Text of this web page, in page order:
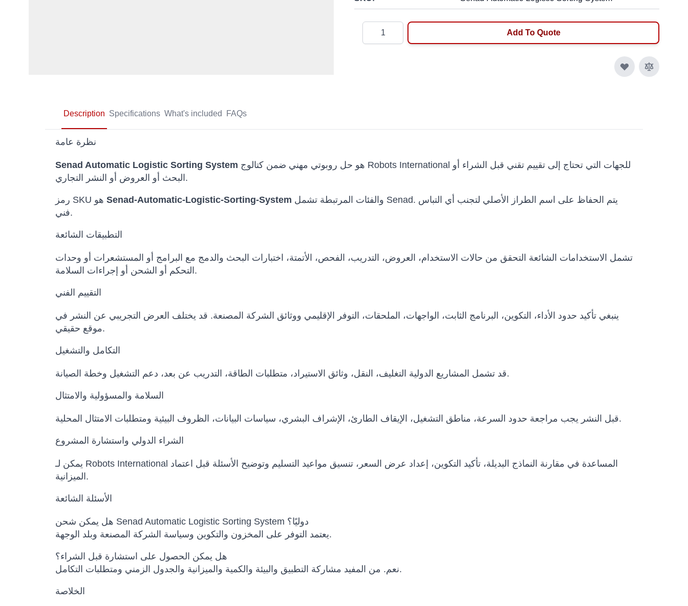
Add To Quote
Description Specifications What's included FAQs
نظرة عامة
Senad Automatic Logistic Sorting System
البحث أو العروض أو النشر التجاري.
Senad-Automatic-Logistic-Sorting-System
فني.
التطبيقات الشائعة
تشمل الاستخدامات الشائعة التحقق من حالات الاستخدام، العروض، التدريب، الفحص، الأتمتة، اختبارات البحث والدمج مع البرامج أو المستشعرات أو وحدات
التحكم أو الشحن أو إجراءات السلامة.
التقييم الفني
ينبغي تأكيد حدود الأداء، التكوين، البرنامج الثابت، الواجهات، الملحقات، التوفر الإقليمي ووثائق الشركة المصنعة. قد يختلف العرض التجريبي عن النشر في
موقع حقيقي.
التكامل والتشغيل
قد تشمل المشاريع الدولية التغليف، النقل، وثائق الاستيراد، متطلبات الطاقة، التدريب عن بعد، دعم التشغيل وخطة الصيانة.
السلامة والمسؤولية والامتثال
قبل النشر يجب مراجعة حدود السرعة، مناطق التشغيل، الإيقاف الطارئ، الإشراف البشري، سياسات البيانات، الظروف البيئية ومتطلبات الامتثال المحلية.
الشراء الدولي واستشارة المشروع
يمكن لـ Robots International المساعدة في مقارنة النماذج البديلة، تأكيد التكوين، إعداد عرض السعر، تنسيق مواعيد التسليم وتوضيح الأسئلة قبل اعتماد
الميزانية.
الأسئلة الشائعة
هل يمكن شحن Senad Automatic Logistic Sorting System دوليًا؟
يعتمد التوفر على المخزون والتكوين وسياسة الشركة المصنعة وبلد الوجهة.
هل يمكن الحصول على استشارة قبل الشراء؟
نعم. من المفيد مشاركة التطبيق والبيئة والكمية والميزانية والجدول الزمني ومتطلبات التكامل.
الخلاصة